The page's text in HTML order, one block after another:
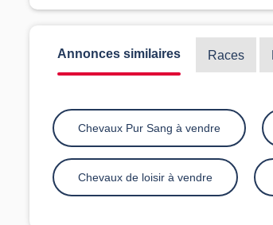
Annonces similaires Races
Chevaux Pur Sang à vendre
Chevaux de loisir à vendre